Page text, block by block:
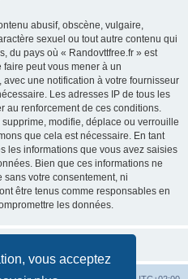
vous acceptez
abusif, obscène, vulgaire,
sexuel ou tout autre contenu qui
du pays où « Randovttfree.fr » est
peut vous mener à un
une notification à votre fournisseur
Les adresses IP de tous les
au renforcement de ces conditions.
modifie, déplace ou verrouille
que cela est nécessaire. En tant
les informations que vous avez saisies
Bien que ces informations ne
votre consentement, ni
être tenus comme responsables en
les données.